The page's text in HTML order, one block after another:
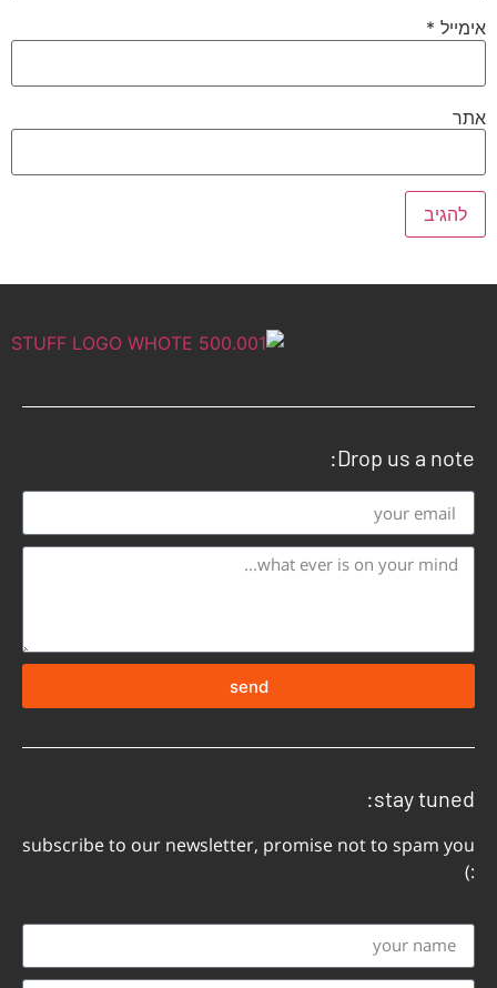
אימייל *
אתר
Drop us a note:
send
stay tuned:
subscribe to our newsletter, promise not to spam you
:)